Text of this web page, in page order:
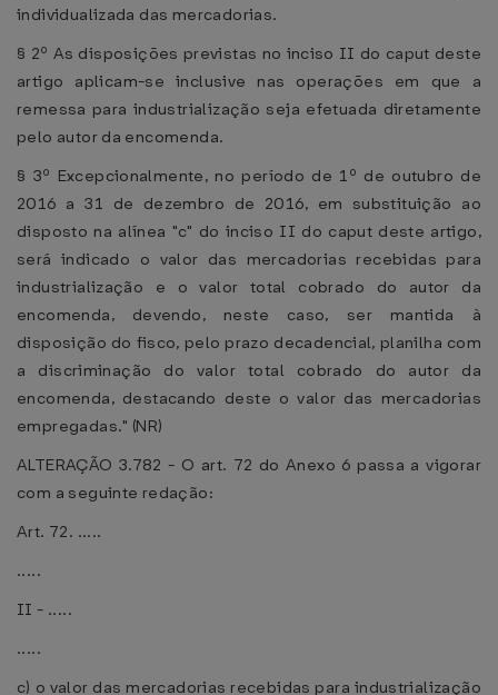
individualizada das mercadorias.
§ 2º As disposições previstas no inciso II do caput deste
artigo aplicam-se inclusive nas operações em que a
remessa para industrialização seja efetuada diretamente
pelo autor da encomenda.
§ 3º Excepcionalmente, no período de 1º de outubro de
2016 a 31 de dezembro de 2016, em substituição ao
disposto na alínea "c" do inciso II do caput deste artigo,
será indicado o valor das mercadorias recebidas para
industrialização e o valor total cobrado do autor da
encomenda, devendo, neste caso, ser mantida à
disposição do fisco, pelo prazo decadencial, planilha com
a discriminação do valor total cobrado do autor da
encomenda, destacando deste o valor das mercadorias
empregadas." (NR)
ALTERAÇÃO 3.782 - O art. 72 do Anexo 6 passa a vigorar
com a seguinte redação:
Art. 72. .....
.....
II - .....
.....
c) o valor das mercadorias recebidas para industrialização